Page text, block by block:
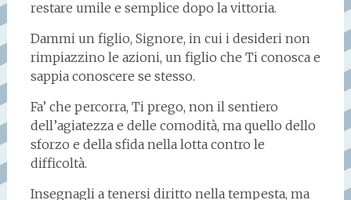
restare umile e semplice dopo la vittoria.
Dammi un figlio, Signore, in cui i desideri non
rimpiazzino le azioni, un figlio che Ti conosca e
sappia conoscere se stesso.
Fa’ che percorra, Ti prego, non il sentiero
dell’agiatezza e delle comodità, ma quello dello
sforzo e della sfida nella lotta contro le
difficoltà.
Insegnagli a tenersi diritto nella tempesta, ma